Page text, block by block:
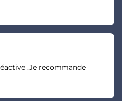
.Je recommande